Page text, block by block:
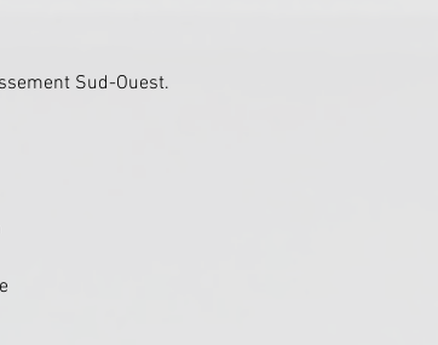
Sud-Ouest.